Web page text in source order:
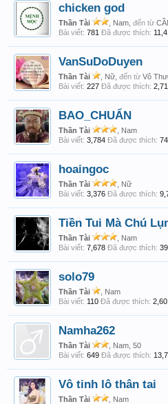
chicken god
Thần Tài , Nam, đến từ
Bài viết: 781 Đã được thích:
VanSuDoDuyen
Thần Tài , Nữ, đến từ Vô
Bài viết: 227 Đã được thích:
BAO_CHUẨN
Thần Tài
, Nam
Bài viết: 3,784 Đã được thích:
hoaingoc
Thần Tài
, Nữ
Bài viết: 3,376 Đã được thích:
Tiền Tui Mà Chú
Thần Tài
, Nam
Bài viết: 7,678 Đã được thích:
solo79
Thần Tài
, Nam
Bài viết: 110 Đã được thích:
Namha262
Thần Tài
, Nam, 50
Bài viết: 649 Đã được thích:
Vô tinh lô thân tai
Thần Tài
, Nam